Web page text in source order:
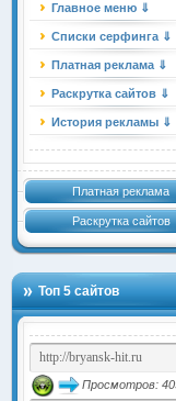
Главное меню ⇓
Списки серфинга ⇓
Платная реклама ⇓
Раскрутка сайтов ⇓
История рекламы ⇓
Платная реклама
Раскрутка сайтов
Топ 5 сайтов
Просмотров: